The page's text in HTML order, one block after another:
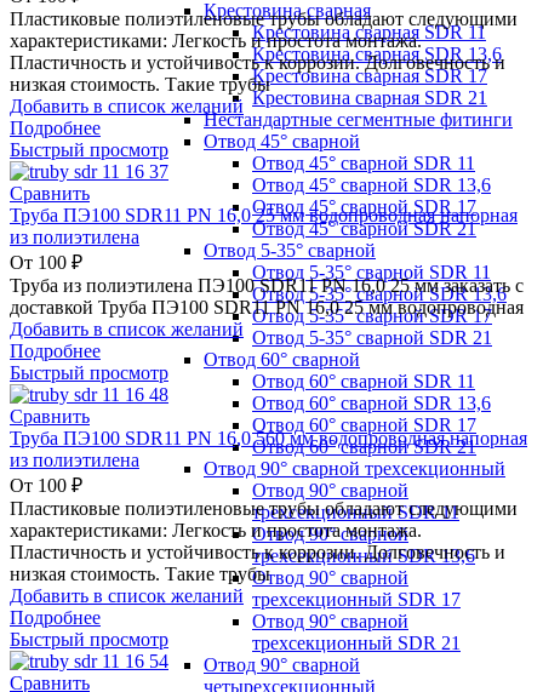
Крестовина сварная
Крестовина сварная SDR 11
Крестовина сварная SDR 13,6
Крестовина сварная SDR 17
Крестовина сварная SDR 21
Нестандартные сегментные фитинги
Отвод 45° сварной
Отвод 45° сварной SDR 11
Отвод 45° сварной SDR 13,6
Отвод 45° сварной SDR 17
Отвод 45° сварной SDR 21
Отвод 5-35° сварной
Отвод 5-35° сварной SDR 11
Отвод 5-35° сварной SDR 13,6
Отвод 5-35° сварной SDR 17
Отвод 5-35° сварной SDR 21
Отвод 60° сварной
Отвод 60° сварной SDR 11
Отвод 60° сварной SDR 13,6
Отвод 60° сварной SDR 17
Отвод 60° сварной SDR 21
Отвод 90° сварной трехсекционный
Отвод 90° сварной
трехсекционный SDR 11
Отвод 90° сварной
трехсекционный SDR 13,6
Отвод 90° сварной
трехсекционный SDR 17
Отвод 90° сварной
трехсекционный SDR 21
Отвод 90° сварной
четырехсекционный
Пластиковые полиэтиленовые трубы обладают следующими
характеристиками: Легкость и простота монтажа.
Пластичность и устойчивость к коррозии. Долговечность и
низкая стоимость. Такие трубы
Добавить в список желаний
Подробнее
Быстрый просмотр
Сравнить
Труба ПЭ100 SDR11 PN 16,0 25 мм водопроводная напорная
из полиэтилена
От 100 ₽
Труба из полиэтилена ПЭ100 SDR11 PN 16,0 25 мм заказать с
доставкой Труба ПЭ100 SDR11 PN 16,0 25 мм водопроводная
Добавить в список желаний
Подробнее
Быстрый просмотр
Сравнить
Труба ПЭ100 SDR11 PN 16,0 560 мм водопроводная напорная
из полиэтилена
От 100 ₽
Пластиковые полиэтиленовые трубы обладают следующими
характеристиками: Легкость и простота монтажа.
Пластичность и устойчивость к коррозии. Долговечность и
низкая стоимость. Такие трубы
Добавить в список желаний
Подробнее
Быстрый просмотр
Сравнить